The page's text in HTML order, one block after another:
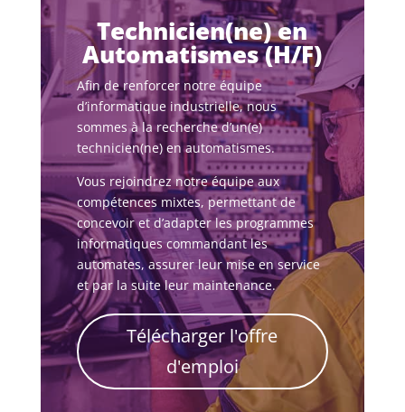
Technicien(ne) en
Automatismes (H/F)
Afin de renforcer notre équipe
d’informatique industrielle, nous
sommes à la recherche d’un(e)
technicien(ne) en automatismes.
Vous rejoindrez notre équipe aux
compétences mixtes, permettant de
concevoir et d’adapter les programmes
informatiques commandant les
automates, assurer leur mise en service
et par la suite leur maintenance.
Télécharger l'offre
d'emploi